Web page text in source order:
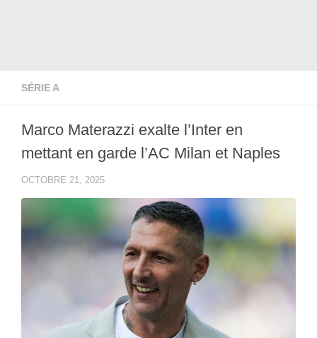
SÉRIE A
Marco Materazzi exalte l’Inter en
mettant en garde l’AC Milan et Naples
OCTOBRE 21, 2025